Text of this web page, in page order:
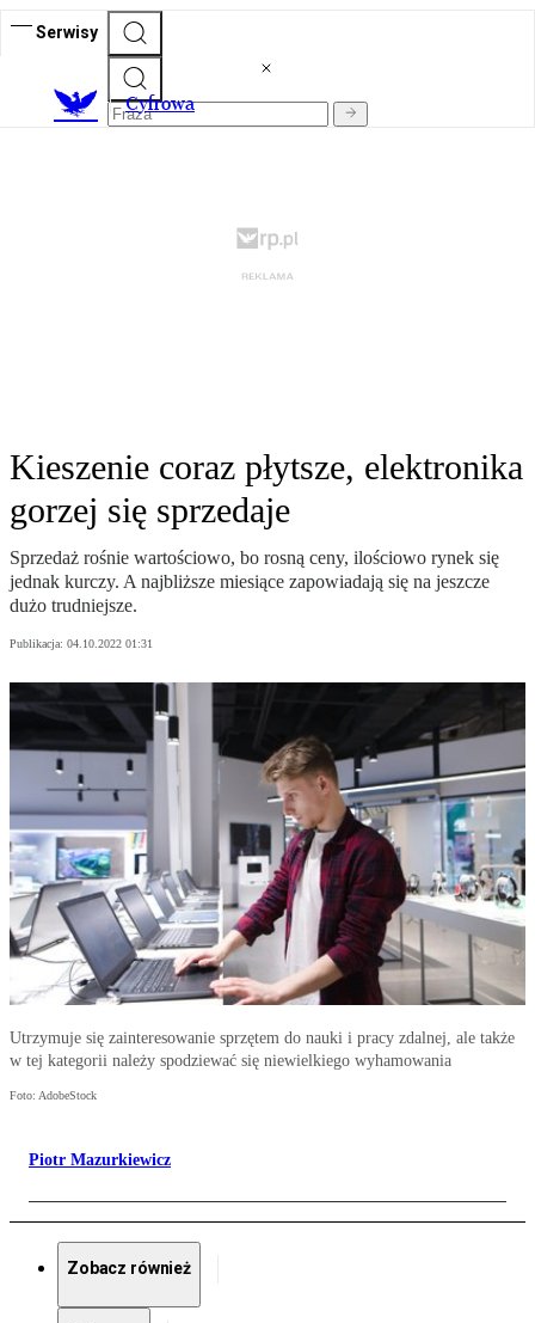
Serwisy
Cyfrowa
Kieszenie coraz płytsze, elektronika
gorzej się sprzedaje
Sprzedaż rośnie wartościowo, bo rosną ceny, ilościowo rynek się
jednak kurczy. A najbliższe miesiące zapowiadają się na jeszcze
dużo trudniejsze.
Publikacja: 04.10.2022 01:31
Utrzymuje się zainteresowanie sprzętem do nauki i pracy zdalnej, ale także
w tej kategorii należy spodziewać się niewielkiego wyhamowania
Foto: AdobeStock
Piotr Mazurkiewicz
Zobacz również